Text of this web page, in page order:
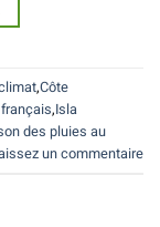
,Côte
,Isla
des pluies au
un commentaire